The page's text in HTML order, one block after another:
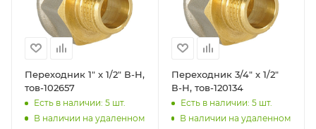
Переходник 1" x 1/2" В-Н,
тов-102657
Есть в наличии: 5 шт.
В наличии на удаленном
Переходник 3/4" x 1/2"
В-Н, тов-120134
Есть в наличии: 5шт.
В наличии на удаленном